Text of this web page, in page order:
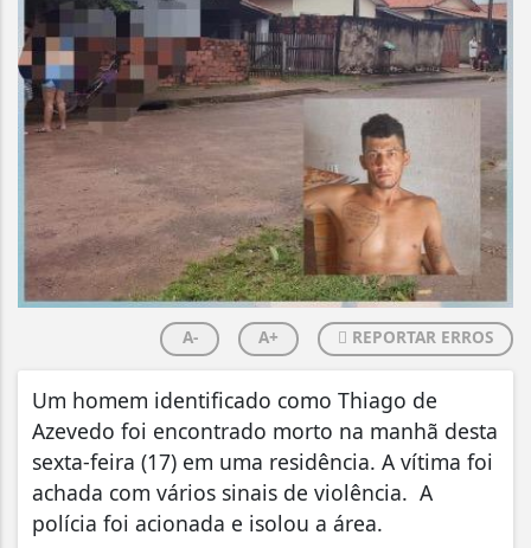
A- A+ REPORTAR ERROS
Um homem identificado como Thiago de
Azevedo foi encontrado morto na manhã desta
sexta-feira (17) em uma residência. A vítima foi
achada com vários sinais de violência. A
polícia foi acionada e isolou a área.